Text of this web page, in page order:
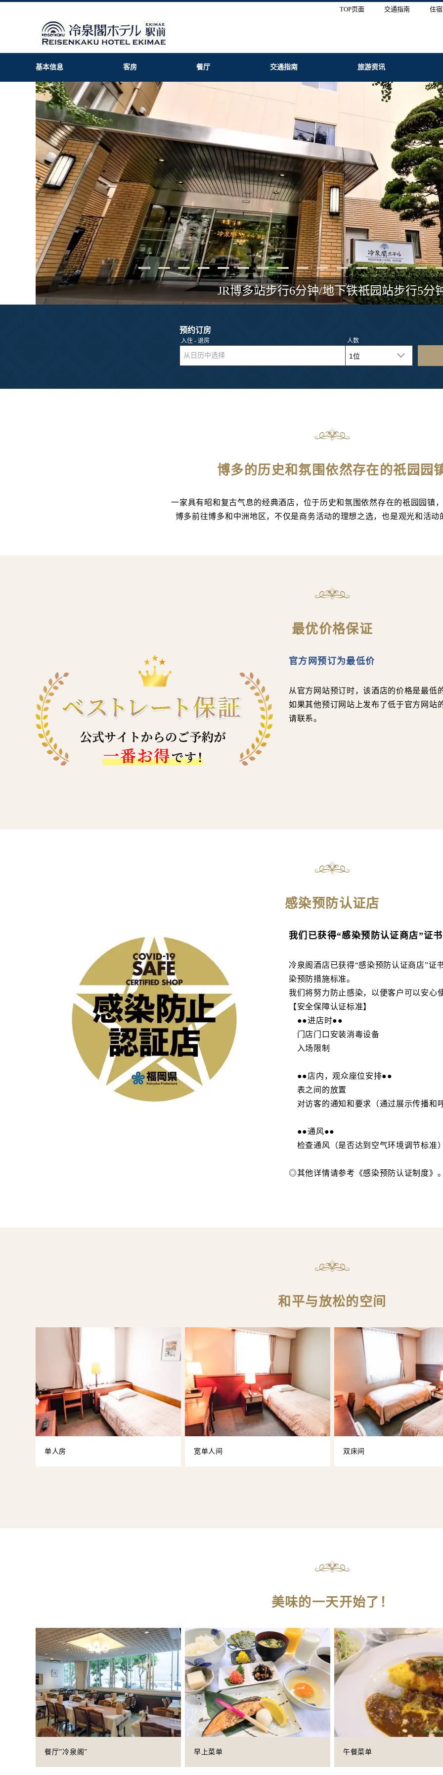
TOP页面 交通指南 住
基本信息 客房 餐厅 交通指南 旅游资讯
JR博多站步行6分钟/地下铁祇园站步行5分
预约订房
入住 - 退房
从日历中选择
人数
博多的历史和氛围依然存在的祇园园
一家具有昭和复古气息的经典酒店，位于历史和氛围依然存在的祇园园镇
博多前往博多和中洲地区，不仅是商务活动的理想之选，也是观光和活动
最优价格保证
官方网预订为最低价
从官方网站预订时，该酒店的价格是最低
如果其他预订网站上发布了低于官方网站
请联系。
感染预防认证店
我们已获得“感染预防认证商店”证
冷泉阁酒店已获得“感染预防认证商店”证
染预防措施标准。
我们将努力防止感染，以便客户可以安心
【安全保障认证标准】
●●进店时●●
门店门口安装消毒设备
入场限制
●●店内，观众座位安排●●
表之间的放置
对访客的通知和要求（通过展示传播和
●●通风●●
检查通风（是否达到空气环境调节标准
◎其他详情请参考《感染预防认证制度》
和平与放松的空间
单人房 宽单人间 双床间
美味的一天开始了！
餐厅”冷泉阁” 早上菜单 午餐菜单